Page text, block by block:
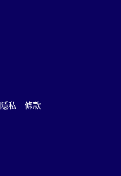
隱私 條款